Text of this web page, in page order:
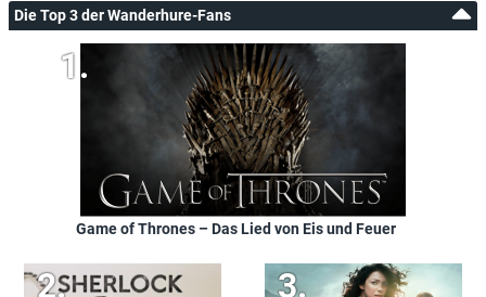
Die Top 3 der Wanderhure-Fans
Game of Thrones – Das Lied von Eis und Feuer